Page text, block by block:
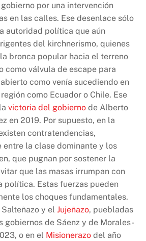
por una intervención
en las calles. Ese desenlace sólo
autoridad política que aún
del kirchnerismo, quienes
bronca popular hacia el terreno
como válvula de escape para
como venía sucediendo en
como Ecuador o Chile. Ese
victoria del gobierno de Alberto
en 2019. Por supuesto, en la
contratendencias,
la clase dominante y los
que pugnan por sostener la
que las masas irrumpan con
política. Estas fuerzas pueden
los choques fundamentales.
Salteñazo y elJujeñazo, puebladas
gobiernos de Sáenz y de Morales-
o en el Misionerazo del año